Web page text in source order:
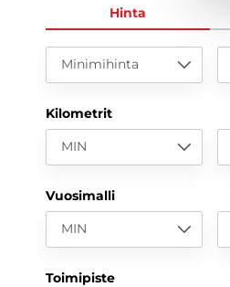
Hinta
Minimihinta
Kilometrit
MIN
Vuosimalli
MIN
Toimipiste